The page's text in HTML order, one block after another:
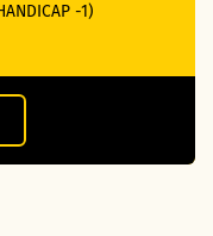
-1)